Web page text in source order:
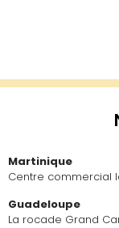
Martinique
Centre commercial
Guadeloupe
La rocade Grand